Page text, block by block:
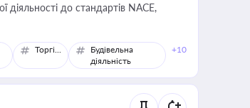
діяльності до стандартів NACE,
Торгівля
Будівельна
діяльність
+10